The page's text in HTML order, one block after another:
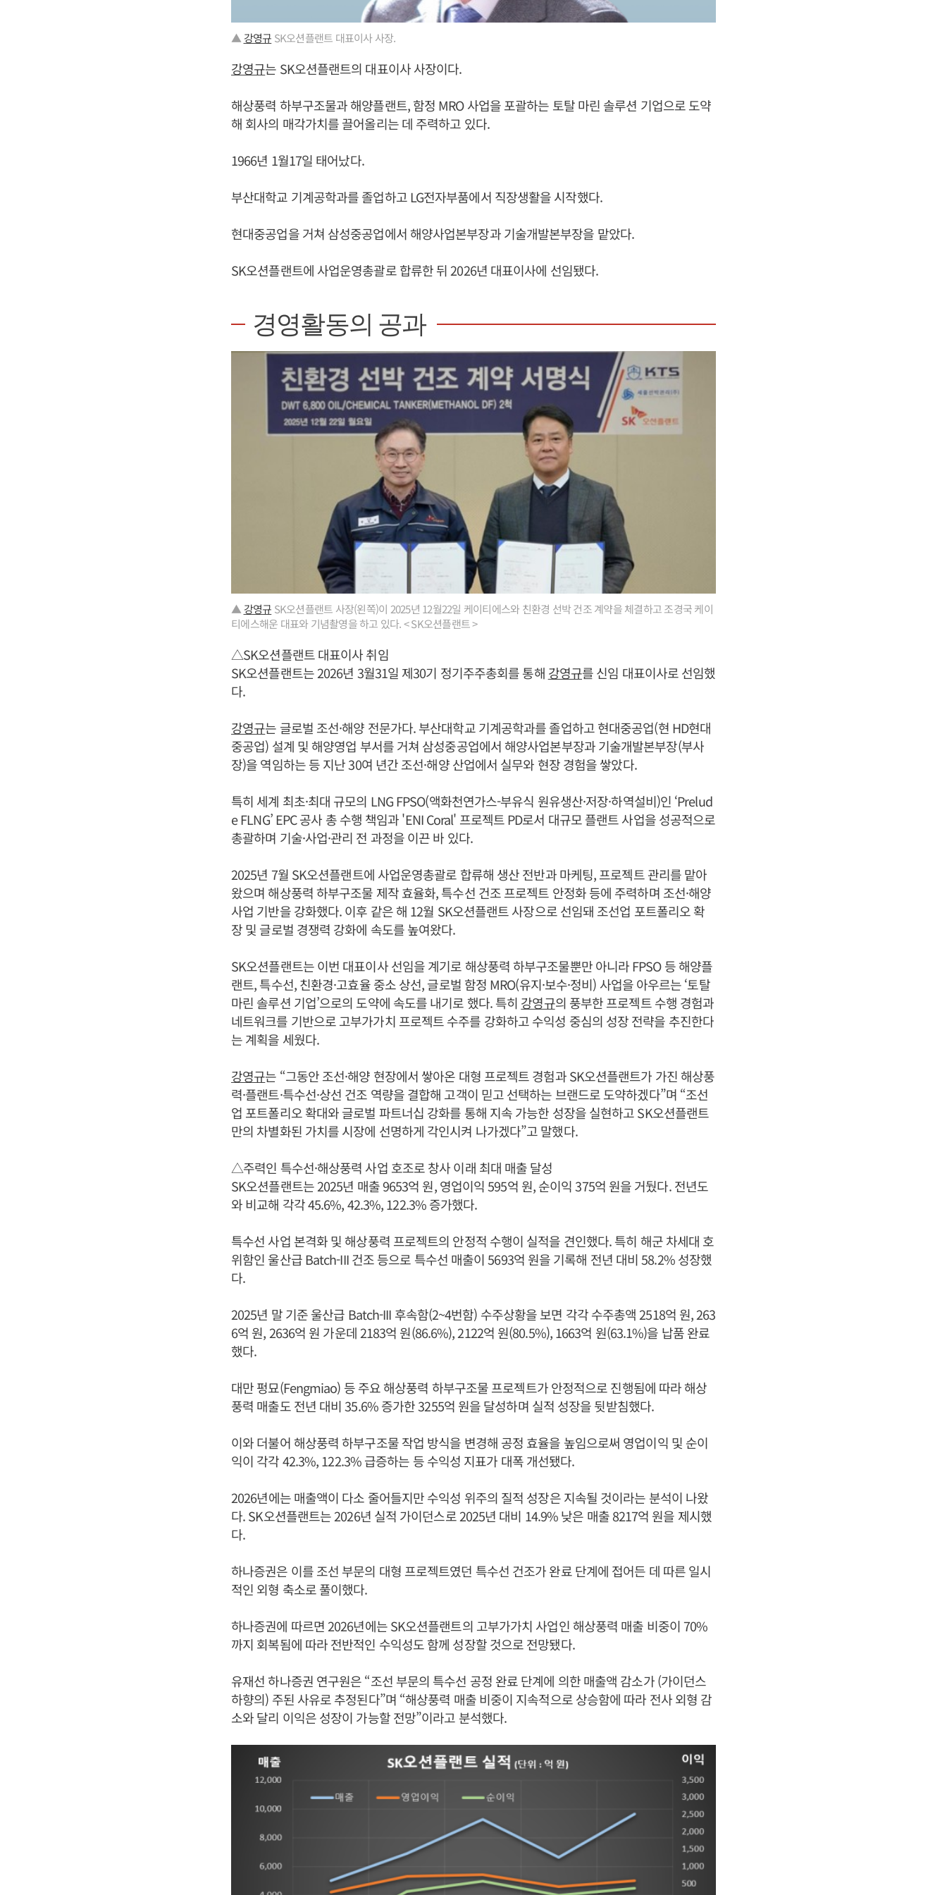
▲ 강영규 SK오션플랜트 대표이사 사장.
강영규는 SK오션플랜트의 대표이사 사장이다.
해상풍력 하부구조물과 해양플랜트, 함정 MRO 사업을 포괄하는 토탈 마린 솔루션 기업으로 도약
해 회사의 매각가치를 끌어올리는 데 주력하고 있다.
1966년 1월17일 태어났다.
부산대학교 기계공학과를 졸업하고 LG전자부품에서 직장생활을 시작했다.
현대중공업을 거쳐 삼성중공업에서 해양사업본부장과 기술개발본부장을 맡았다.
SK오션플랜트에 사업운영총괄로 합류한 뒤 2026년 대표이사에 선임됐다.
경영활동의 공과
▲ 강영규 SK오션플랜트 사장(왼쪽)이 2025년 12월22일 케이티에스와 친환경 선박 건조 계약을 체결하고 조경국 케이
티에스해운 대표와 기념촬영을 하고 있다. < SK오션플랜트 >
△SK오션플랜트 대표이사 취임
SK오션플랜트는 2026년 3월31일 제30기 정기주주총회를 통해 강영규를 신임 대표이사로 선임했
다.
강영규는 글로벌 조선·해양 전문가다. 부산대학교 기계공학과를 졸업하고 현대중공업(현 HD현대
중공업) 설계 및 해양영업 부서를 거쳐 삼성중공업에서 해양사업본부장과 기술개발본부장(부사
장)을 역임하는 등 지난 30여 년간 조선·해양 산업에서 실무와 현장 경험을 쌓았다.
특히 세계 최초·최대 규모의 LNG FPSO(액화천연가스-부유식 원유생산·저장·하역설비)인 ‘Prelud
e FLNG’ EPC 공사 총 수행 책임과 'ENI Coral' 프로젝트 PD로서 대규모 플랜트 사업을 성공적으로
총괄하며 기술·사업·관리 전 과정을 이끈 바 있다.
2025년 7월 SK오션플랜트에 사업운영총괄로 합류해 생산 전반과 마케팅, 프로젝트 관리를 맡아
왔으며 해상풍력 하부구조물 제작 효율화, 특수선 건조 프로젝트 안정화 등에 주력하며 조선·해양
사업 기반을 강화했다. 이후 같은 해 12월 SK오션플랜트 사장으로 선임돼 조선업 포트폴리오 확
장 및 글로벌 경쟁력 강화에 속도를 높여왔다.
SK오션플랜트는 이번 대표이사 선임을 계기로 해상풍력 하부구조물뿐만 아니라 FPSO 등 해양플
랜트, 특수선, 친환경·고효율 중소 상선, 글로벌 함정 MRO(유지·보수·정비) 사업을 아우르는 ‘토탈
마린 솔루션 기업’으로의 도약에 속도를 내기로 했다. 특히 강영규의 풍부한 프로젝트 수행 경험과
네트워크를 기반으로 고부가가치 프로젝트 수주를 강화하고 수익성 중심의 성장 전략을 추진한다
는 계획을 세웠다.
강영규는 “그동안 조선·해양 현장에서 쌓아온 대형 프로젝트 경험과 SK오션플랜트가 가진 해상풍
력·플랜트·특수선·상선 건조 역량을 결합해 고객이 믿고 선택하는 브랜드로 도약하겠다”며 “조선
업 포트폴리오 확대와 글로벌 파트너십 강화를 통해 지속 가능한 성장을 실현하고 SK오션플랜트
만의 차별화된 가치를 시장에 선명하게 각인시켜 나가겠다”고 말했다.
△주력인 특수선·해상풍력 사업 호조로 창사 이래 최대 매출 달성
SK오션플랜트는 2025년 매출 9653억 원, 영업이익 595억 원, 순이익 375억 원을 거뒀다. 전년도
와 비교해 각각 45.6%, 42.3%, 122.3% 증가했다.
특수선 사업 본격화 및 해상풍력 프로젝트의 안정적 수행이 실적을 견인했다. 특히 해군 차세대 호
위함인 울산급 Batch-III 건조 등으로 특수선 매출이 5693억 원을 기록해 전년 대비 58.2% 성장했
다.
2025년 말 기준 울산급 Batch-III 후속함(2~4번함) 수주상황을 보면 각각 수주총액 2518억 원, 263
6억 원, 2636억 원 가운데 2183억 원(86.6%), 2122억 원(80.5%), 1663억 원(63.1%)을 납품 완료
했다.
대만 펑묘(Fengmiao) 등 주요 해상풍력 하부구조물 프로젝트가 안정적으로 진행됨에 따라 해상
풍력 매출도 전년 대비 35.6% 증가한 3255억 원을 달성하며 실적 성장을 뒷받침했다.
이와 더불어 해상풍력 하부구조물 작업 방식을 변경해 공정 효율을 높임으로써 영업이익 및 순이
익이 각각 42.3%, 122.3% 급증하는 등 수익성 지표가 대폭 개선됐다.
2026년에는 매출액이 다소 줄어들지만 수익성 위주의 질적 성장은 지속될 것이라는 분석이 나왔
다. SK오션플랜트는 2026년 실적 가이던스로 2025년 대비 14.9% 낮은 매출 8217억 원을 제시했
다.
하나증권은 이를 조선 부문의 대형 프로젝트였던 특수선 건조가 완료 단계에 접어든 데 따른 일시
적인 외형 축소로 풀이했다.
하나증권에 따르면 2026년에는 SK오션플랜트의 고부가가치 사업인 해상풍력 매출 비중이 70%
까지 회복됨에 따라 전반적인 수익성도 함께 성장할 것으로 전망됐다.
유재선 하나증권 연구원은 “조선 부문의 특수선 공정 완료 단계에 의한 매출액 감소가 (가이던스
하향의) 주된 사유로 추정된다”며 “해상풍력 매출 비중이 지속적으로 상승함에 따라 전사 외형 감
소와 달리 이익은 성장이 가능할 전망”이라고 분석했다.